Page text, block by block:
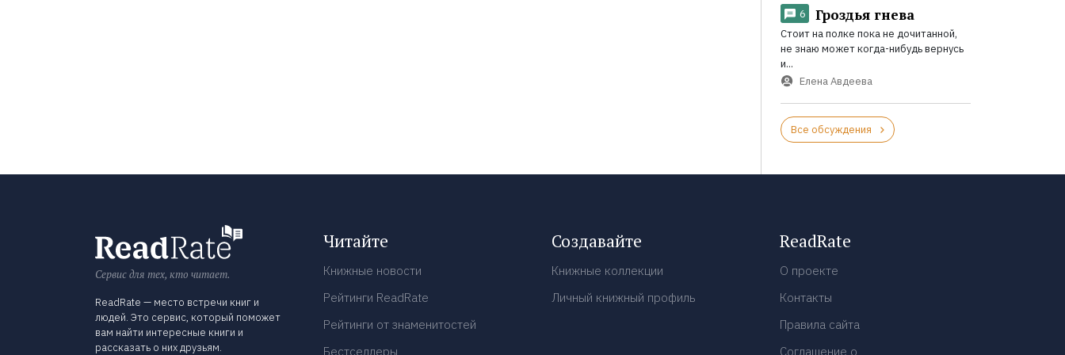
6 Гроздья гнева
Стоит на полке пока не дочитанной,
не знаю может когда-нибудь вернусь
и...
Елена Авдеева
Все обсуждения
Сервис для тех, кто читает.
ReadRate — место встречи книг и
людей. Это сервис, который поможет
вам найти интересные книги и
рассказать о них друзьям.
Читайте
Книжные новости
Рейтинги ReadRate
Рейтинги от знаменитостей
Бестселлеры
Создавайте
Книжные коллекции
Личный книжный профиль
ReadRate
О проекте
Контакты
Правила сайта
Соглашение о